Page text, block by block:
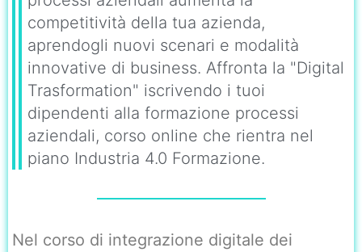
competitività della tua azienda,
aprendogli nuovi scenari e modalità
innovative di business. Affronta la "Digital
Trasformation" iscrivendo i tuoi
dipendenti alla formazione processi
aziendali, corso online che rientra nel
piano Industria 4.0 Formazione.
Nel corso di integrazione digitale dei